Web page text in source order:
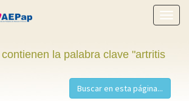
menú
la palabra clave "artritis